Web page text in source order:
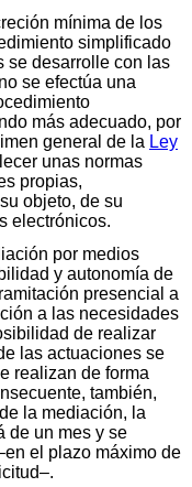
mínima de los
simplificado
se desarrolle con las
se efectúa una
más adecuado, por
general de la Ley
unas normas
propias,
objeto, de su
electrónicos.
por medios
y autonomía de
presencial a
a las necesidades
de realizar
las actuaciones se
realizan de forma
también,
la mediación, la
de un mes y se
el plazo máximo de